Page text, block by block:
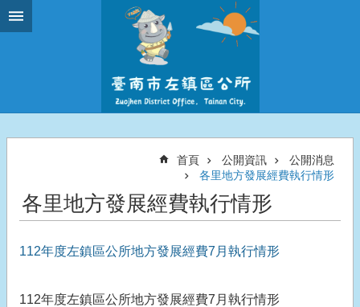
跳到主要內容區塊
首頁 公開資訊
公開消息
各里地方發展經費執行情形
各里地方發展經費執行情形
112年度左鎮區公所地方發展經費7月執行情形
112年度左鎮區公所地方發展經費7月執行情形